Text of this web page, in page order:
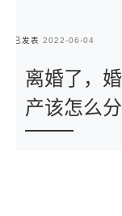
已发表 2022-06-04
离婚了，
产该怎么分